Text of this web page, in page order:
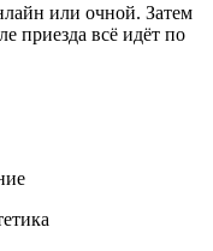
или очной. Затем
приезда всё идёт по